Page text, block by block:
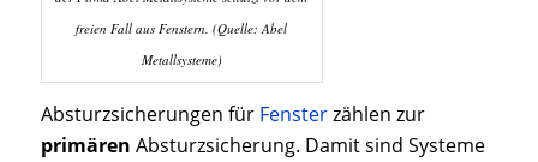
freien Fall aus Fenstern. (Quelle: Abel
Metallsysteme)
Absturzsicherungen für Fensterzählen zur
primären Absturzsicherung. Damit sind Systeme